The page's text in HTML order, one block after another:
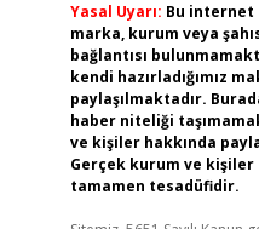
Yasal Uyarı: Bu internet
marka, kurum veya
bağlantısı
kendi hazırladığımız
paylaşılmaktadır.
haber niteliği
ve kişiler hakkında
Gerçek kurum ve
tamamen tesadüfidir.